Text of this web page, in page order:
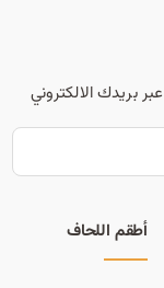
بريدك الالكتروني
أطقم اللحاف